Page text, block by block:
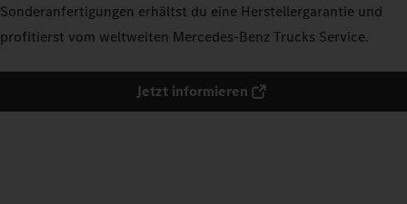
Sonderanfertigungen erhältst du eine Herstellergarantie und
profitierst vom weltweiten Mercedes-Benz Trucks Service.
Jetzt informieren